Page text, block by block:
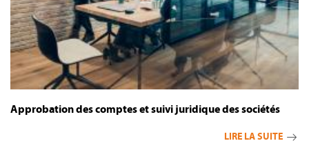
Approbation des comptes et suivi juridique des sociétés
LIRE LA SUITE